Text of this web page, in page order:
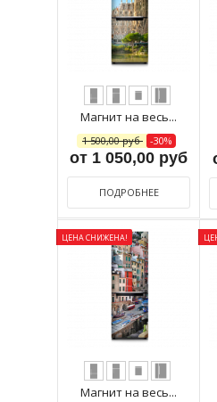
Магнит на весь...
1 500,00 руб -30%
от 1 050,00 руб
ПОДРОБНЕЕ
ЦЕНА СНИЖЕНА!
Магнит на весь...